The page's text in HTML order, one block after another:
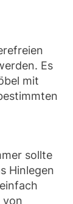
Es
mit
sollte
Hinlegen
von